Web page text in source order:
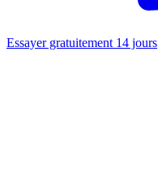
Essayer gratuitement 14 jours